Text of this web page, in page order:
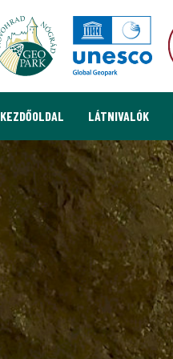
KEZDŐOLDAL LÁTNIVALÓK